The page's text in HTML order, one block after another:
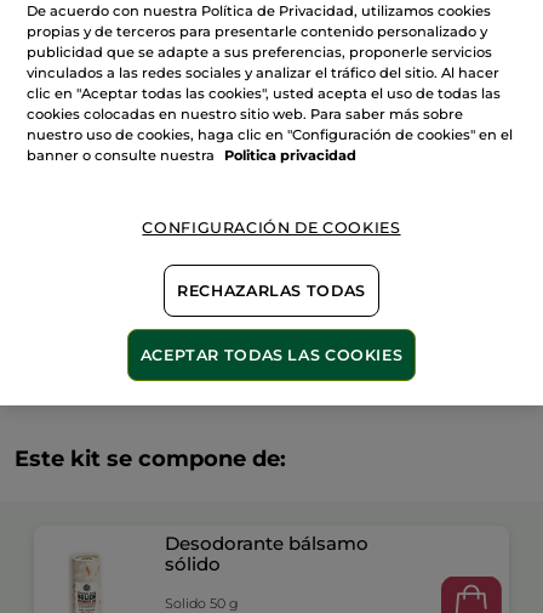
Leer
de
Kit
Esenciales
Sólidos
Gel
de
Ducha
&
Cantidad
AÑADIR A MI CESTA
Pago Seguro
Satisfecho o te devolvemos el dinero
Las promociones o ventajas Yves Rocher son
calculadas en comparación con los Precios tarifa
recomendados (P.T.R.)
VER P.T.R 2026
Este kit se compone de:
Desodorante bálsamo
sólido
Solido 50 g
De acuerdo con nuestra Política de Privacidad, utilizamos cookies
propias y de terceros para presentarle contenido personalizado y
publicidad que se adapte a sus preferencias, proponerle servicios
vinculados a las redes sociales y analizar el tráfico del sitio. Al hacer
clic en "Aceptar todas las cookies", usted acepta el uso de todas las
cookies colocadas en nuestro sitio web. Para saber más sobre
nuestro uso de cookies, haga clic en "Configuración de cookies" en el
banner o consulte nuestra
Politica privacidad
CONFIGURACIÓN DE COOKIES
RECHAZARLAS TODAS
ACEPTAR TODAS LAS COOKIES